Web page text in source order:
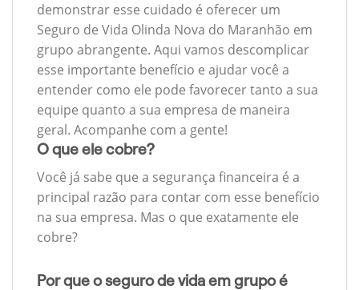
demonstrar esse cuidado é oferecer um
Seguro de Vida Olinda Nova do Maranhão em
grupo abrangente. Aqui vamos descomplicar
esse importante benefício e ajudar você a
entender como ele pode favorecer tanto a sua
equipe quanto a sua empresa de maneira
geral. Acompanhe com a gente!
O que ele cobre?
Você já sabe que a segurança financeira é a
principal razão para contar com esse benefício
na sua empresa. Mas o que exatamente ele
cobre?
Por que o seguro de vida em grupo é